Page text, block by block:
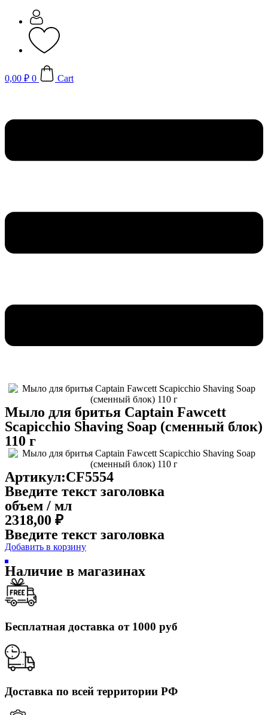
0,00 ₽ 0 Cart
Мыло для бритья Captain Fawcett
Scapicchio Shaving Soap (сменный блок)
110 г
Артикул:CF5554
Введите текст заголовка
объем / мл
2318,00 ₽
Введите текст заголовка
Добавить в корзину
Наличие в магазинах
Бесплатная доставка от 1000 руб
Доставка по всей территории РФ